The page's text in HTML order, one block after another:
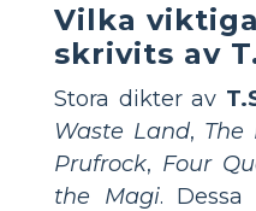
Vilka
skrivits av
Stora dikter av
Waste Land, The
Prufrock, Four
the Magi. Dessa